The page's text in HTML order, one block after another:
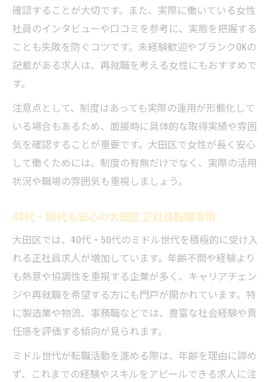
確認することが大切です。また、実際に働いている女性
社員のインタビューや口コミを参考に、実態を把握する
ことも失敗を防ぐコツです。未経験歓迎やブランクOKの
記載がある求人は、再就職を考える女性にもおすすめで
す。
注意点として、制度はあっても実際の運用が形骸化して
いる場合もあるため、面接時に具体的な取得実績や雰囲
気を確認することが重要です。大田区で女性が長く安心
して働くためには、制度の有無だけでなく、実際の活用
状況や職場の雰囲気も重視しましょう。
40代・50代も安心の大田区 正社員転職事情
大田区では、40代・50代のミドル世代を積極的に受け入
れる正社員求人が増加しています。年齢不問や経験より
も熱意や協調性を重視する企業が多く、キャリアチェン
ジや再就職を希望する方にも門戸が開かれています。特
に製造業や物流、事務職などでは、豊富な社会経験や責
任感を評価する傾向が見られます。
ミドル世代が転職活動を進める際は、年齢を理由に諦め
ず、これまでの経験やスキルをアピールできる求人に注